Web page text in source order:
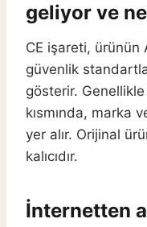
geliyor ve
CE işareti, ürünün
güvenlik
gösterir. Genellikle
kısmında, marka
yer alır. Orijinal
kalıcıdır.
İnternetten